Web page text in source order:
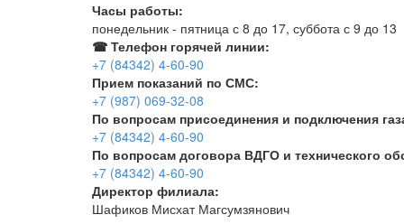
Часы работы:
понедельник - пятница с 8 до 17, суббота с 9 до 13
☎ Телефон горячей линии:
+7 (84342) 4-60-90
Прием показаний по СМС:
+7 (987) 069-32-08
По вопросам присоединения и подключения
+7 (84342) 4-60-90
По вопросам договора ВДГО и технического
+7 (84342) 4-60-90
Директор филиала:
Шафиков Мисхат Магсумзянович